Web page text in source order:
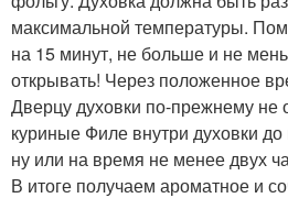
максимальной температуры.
на 15 минут, не больше и не
открывать! Через положенное
Дверцу духовки по-прежнему не
куриные Филе внутри духовки
ну или на время не менее двух
В итоге получаем ароматное и